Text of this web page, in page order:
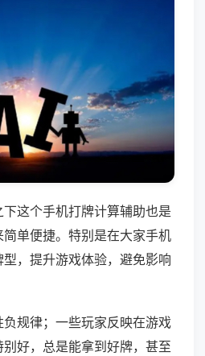
这个手机打牌计算辅助也是
单便捷。特别是在大家手机
，提升游戏体验，避免影响
规律；一些玩家反映在游戏
好，总是能拿到好牌，甚至